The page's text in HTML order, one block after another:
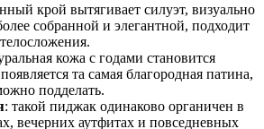
крой вытягивает силуэт, визуально
собранной и элегантной, подходит
кожа с годами становится
та самая благородная патина,
подделать.
: такой пиджак одинаково органичен в
вечерних аутфитах и повседневных